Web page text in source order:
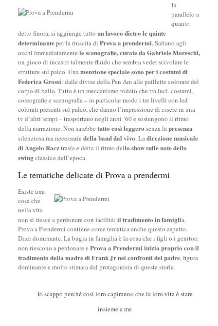
In
parallelo a
quanto
detto finora, si aggiunge tutto un lavoro dietro le quinte
determinanteper la riuscita di Prova a prendermi. Saltano agli
occhi immediatamente le scenografie, curate da Gabriele Moreschi,
un gioco di incastri talmente fluido che sembra veder scivolare le
strutture sul palco. Unamenzione speciale sono per i costumi di
Federica Grossi: dalle divise della Pan Am alle paillette colorate del
corpo di ballo. Tutto è un meccanismo rodato che tra luci, costumi,
coreografie e scenografia – in particolar modo i tre livelli con led
colorati presenti sul palco, che danno l’impressione di essere in una
tv d’altri tempi – trasportano negli anni ’60 e sostengono il ritmo
della narrazione. Non sarebbe tutto così leggero senza lapresenza
silenziosa ma necessariadella band dal vivo. Ladirezione musicale
di Angelo Racztrasla e detta il ritmo dello show sulle note dello
swingclassico dell’epoca.
Le tematiche delicate di Prova a prendermi
Esiste una
cosa che
nella vita
non si riesce a perdonare con facilità: il tradimento in famiglia.
Prova a Prendermi contiene come tematica anche questo aspetto.
Direi dominante. La bugia in famiglia è la cosa che i figli o i genitori
non riescono a perdonare e Prova a Prendermi inizia proprio con il
tradimento della madre di Frank Jr nei confronti del padre, figura
dominante e molto stimata dal protagonista di questa storia.
Io scappo perché così loro capiranno che la loro vita è stare
insieme a me